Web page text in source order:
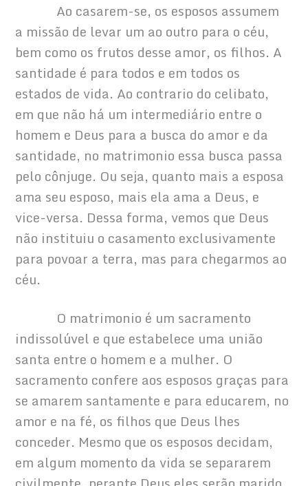
Ao casarem-se, os esposos assumem
a missão de levar um ao outro para o céu,
bem como os frutos desse amor, os filhos. A
santidade é para todos e em todos os
estados de vida. Ao contrario do celibato,
em que não há um intermediário entre o
homem e Deus para a busca do amor e da
santidade, no matrimonio essa busca passa
pelo cônjuge. Ou seja, quanto mais a esposa
ama seu esposo, mais ela ama a Deus, e
vice-versa. Dessa forma, vemos que Deus
não instituiu o casamento exclusivamente
para povoar a terra, mas para chegarmos ao
céu.
O matrimonio é um sacramento
indissolúvel e que estabelece uma união
santa entre o homem e a mulher. O
sacramento confere aos esposos graças para
se amarem santamente e para educarem, no
amor e na fé, os filhos que Deus lhes
conceder. Mesmo que os esposos decidam,
em algum momento da vida se separarem